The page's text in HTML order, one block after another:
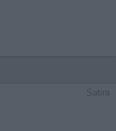
Satira